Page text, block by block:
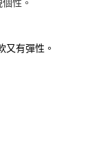
行
業銀行
業銀行
）商業銀行
銀行
行
性。
有彈性。